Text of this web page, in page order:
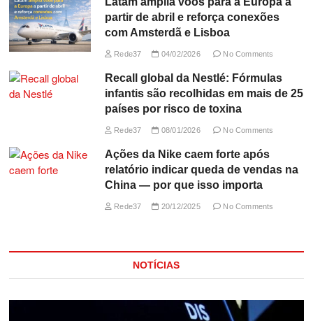
partir de abril e reforça conexões
com Amsterdã e Lisboa
Rede37 04/02/2026 No Comments
Recall global da Nestlé: Fórmulas
infantis são recolhidas em mais de 25
países por risco de toxina
Rede37 08/01/2026 No Comments
Ações da Nike caem forte após
relatório indicar queda de vendas na
China — por que isso importa
Rede37 20/12/2025 No Comments
NOTÍCIAS